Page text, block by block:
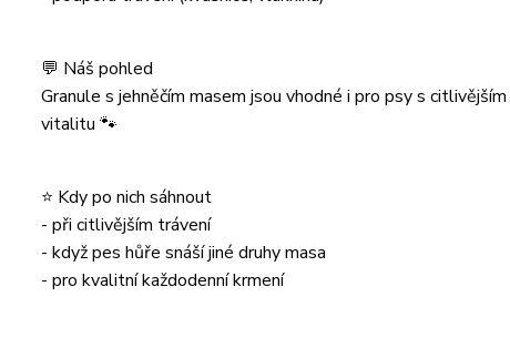
💬 Náš pohled
Granule s jehněčím masem jsou vhodné i pro psy s
vitalitu 🐾
⭐ Kdy po nich sáhnout
- při citlivějším trávení
- když pes hůře snáší jiné druhy masa
- pro kvalitní každodenní krmení